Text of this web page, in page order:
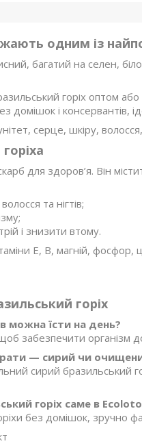
одним із
багатий на селен,
горіх оптом або
домішок і
серце, шкіру,
для здоров’я. Він
та нігтів;
і знизити втому.
E, B, магній,
горіх
можна їсти на день?
забезпечити організм
— сирий чи
сирий бразильський
горіх саме в
без домішок, зручно